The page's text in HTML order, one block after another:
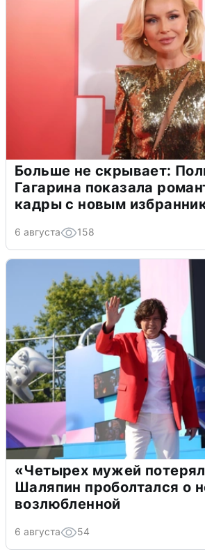
Больше не скрывает:
Гагарина показала
кадры с новым
6 августа 158
«Четырех мужей
Шаляпин проболтался о
возлюбленной
6 августа 54